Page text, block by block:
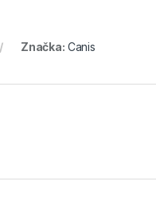
Značka: Canis